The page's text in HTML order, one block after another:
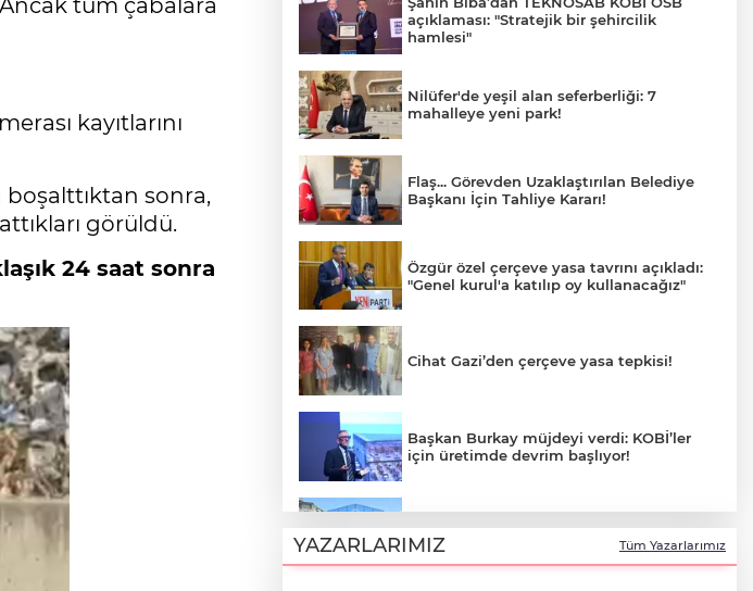
tüm çabalara
kayıtlarını
sonra,
görüldü.
24 saat sonra
açıklaması: "Stratejik bir şehircilik
hamlesi"
Nilüfer'de yeşil alan seferberliği: 7
mahalleye yeni park!
Flaş... Görevden Uzaklaştırılan Belediye
Başkanı İçin Tahliye Kararı!
Özgür özel çerçeve yasa tavrını açıkladı:
"Genel kurul'a katılıp oy kullanacağız"
Cihat Gazi’den çerçeve yasa tepkisi!
Başkan Burkay müjdeyi verdi: KOBİ’ler
için üretimde devrim başlıyor!
dolu yaz!
YAZARLARIMIZ Tüm Yazarlarımız